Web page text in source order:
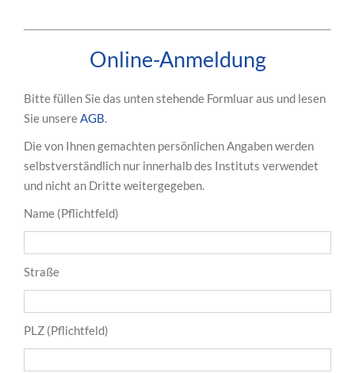
Online-Anmeldung
Bitte füllen Sie das unten stehende Formluar aus und lesen
Sie unsereAGB.
Die von Ihnen gemachten persönlichen Angaben werden
selbstverständlich nur innerhalb des Instituts verwendet
und nicht an Dritte weitergegeben.
Name (Pflichtfeld)
Straße
PLZ (Pflichtfeld)